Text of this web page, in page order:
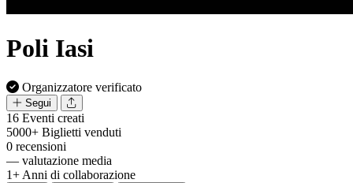
Poli Iasi
Organizzatore verificato
Segui
16 Eventi creati
5000+ Biglietti venduti
0 recensioni
— valutazione media
1+ Anni di collaborazione